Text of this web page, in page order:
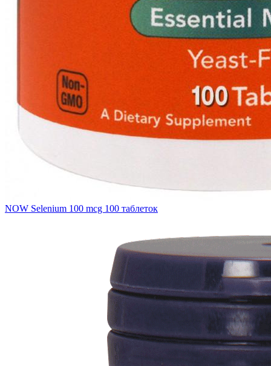
NOW Selenium 100 mcg 100 таблеток